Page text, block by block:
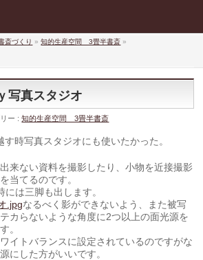
斎づくり »知的生産空間 3畳半書斎 »
写真スタジオ
リー :知的生産空間 3畳半書斎
時写真スタジオにも使いたかった。
来ない資料を撮影したり、小物を近接撮影
当てるのです。
は三脚も出します。
なるべく影ができないよう、また被写
カらないような角度に2つ以上の面光源を
。
イトバランスに設定されているのですがな
にした方がいいです。